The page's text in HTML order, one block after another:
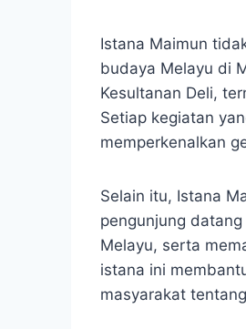
Istana Maimun
budaya Melayu di
Kesultanan Deli,
Setiap kegiatan
memperkenalkan
Selain itu, Istana
pengunjung
Melayu, serta
istana ini
masyarakat